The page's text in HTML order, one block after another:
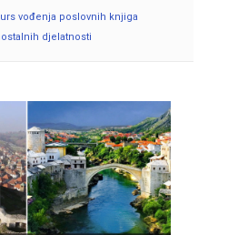
vođenja poslovnih knjiga
djelatnosti